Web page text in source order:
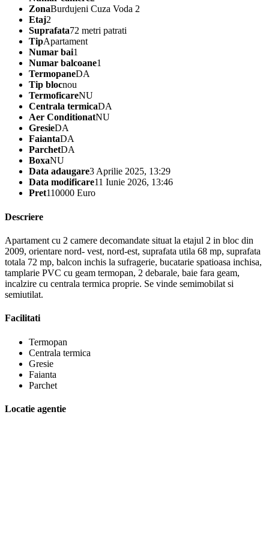
ZonaBurdujeni Cuza Voda 2
Etaj2
Suprafata72 metri patrati
TipApartament
Numar bai1
Numar balcoane1
TermopaneDA
Tip blocnou
TermoficareNU
Centrala termicaDA
Aer ConditionatNU
GresieDA
FaiantaDA
ParchetDA
BoxaNU
Data adaugare3 Aprilie 2025, 13:29
Data modificare11 Iunie 2026, 13:46
Pret110000 Euro
Descriere
Apartament cu 2 camere decomandate situat la etajul 2 in bloc din
2009, orientare nord- vest, nord-est, suprafata utila 68 mp, suprafata
totala 72 mp, balcon inchis la sufragerie, bucatarie spatioasa inchisa,
tamplarie PVC cu geam termopan, 2 debarale, baie fara geam,
incalzire cu centrala termica proprie. Se vinde semimobilat si
semiutilat.
Facilitati
Termopan
Centrala termica
Gresie
Faianta
Parchet
Locatie agentie